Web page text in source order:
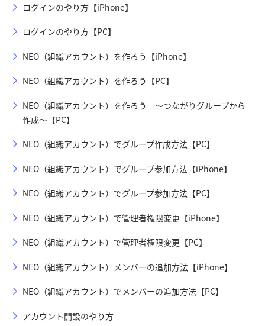
ログインのやり方【iPhone】
ログインのやり方【PC】
NEO（組織アカウント）を作ろう【iPhone】
NEO（組織アカウント）を作ろう【PC】
NEO（組織アカウント）を作ろう ～つながりグループから
作成～【PC】
NEO（組織アカウント）でグループ作成方法【PC】
NEO（組織アカウント）でグループ参加方法【iPhone】
NEO（組織アカウント）でグループ参加方法【PC】
NEO（組織アカウント）で管理者権限変更【iPhone】
NEO（組織アカウント）で管理者権限変更【PC】
NEO（組織アカウント）メンバーの追加方法【iPhone】
NEO（組織アカウント）でメンバーの追加方法【PC】
アカウント開設のやり方